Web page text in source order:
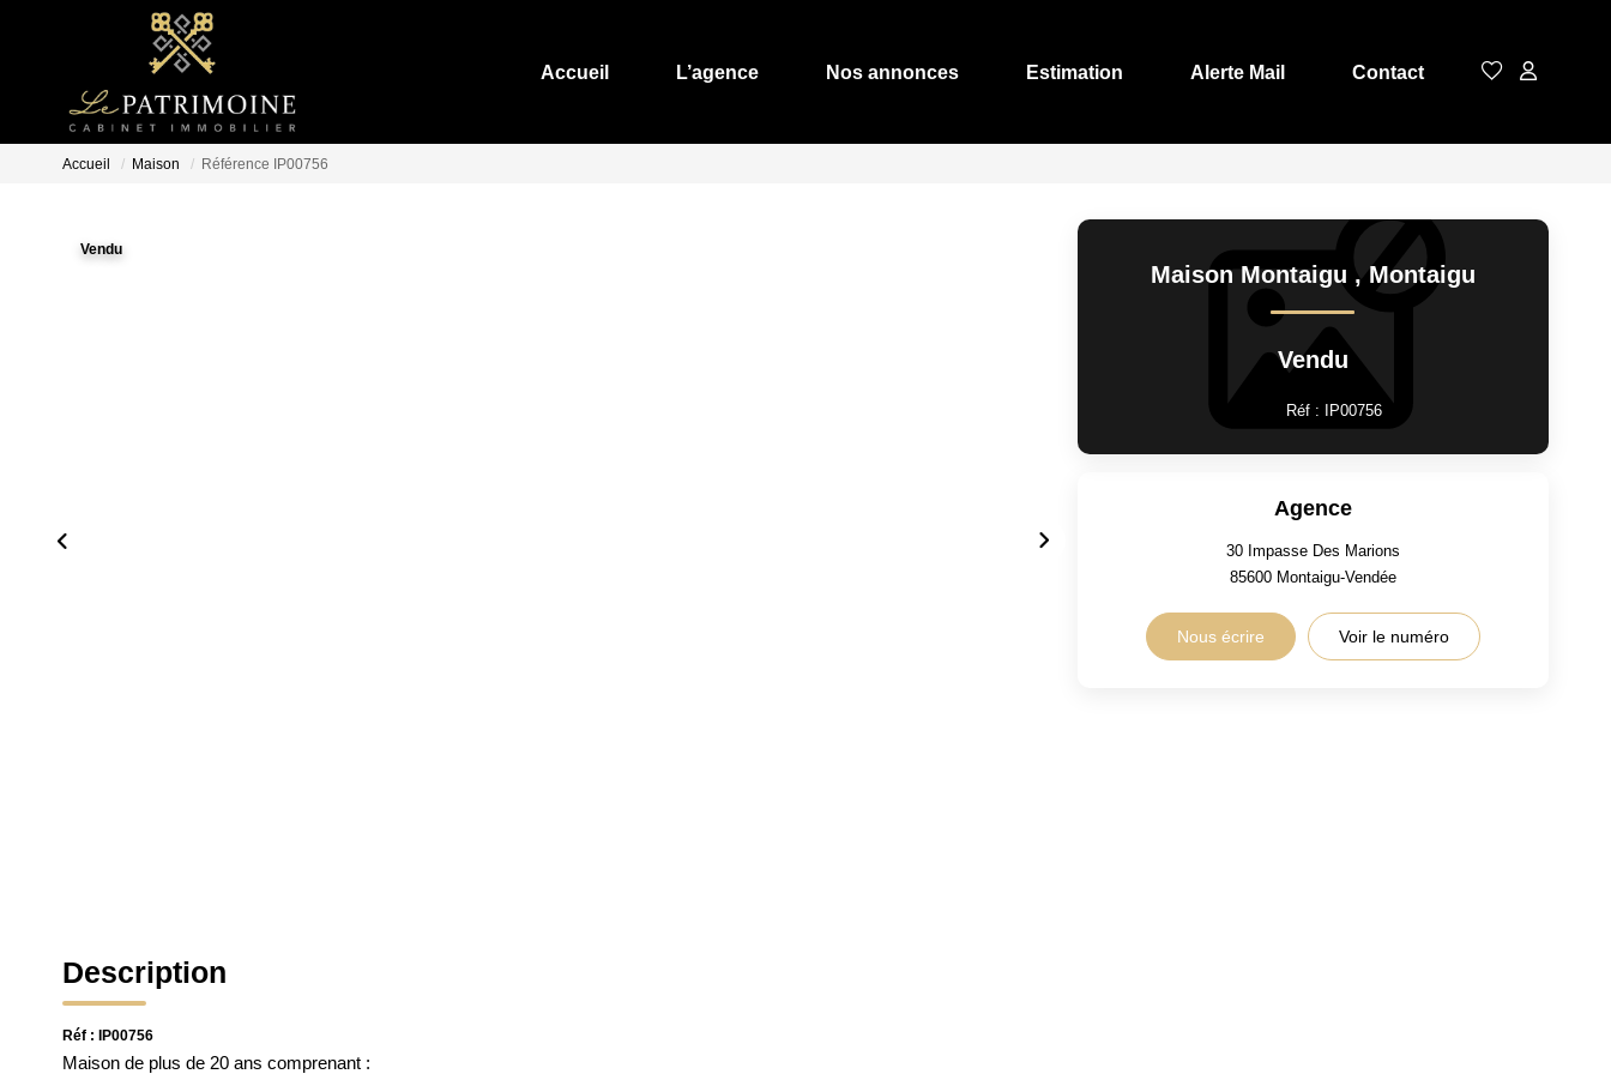
Accueil L’agence Nos annonces Estimation Alerte Mail Contact
Accueil Maison Référence IP00756
Vendu
Description
Réf : IP00756
Maison de plus de 20 ans comprenant :
Maison Montaigu ,Montaigu
Vendu
Réf : IP00756
Agence
30 Impasse Des Marions
85600 Montaigu-Vendée
Nous écrire Voir le numéro